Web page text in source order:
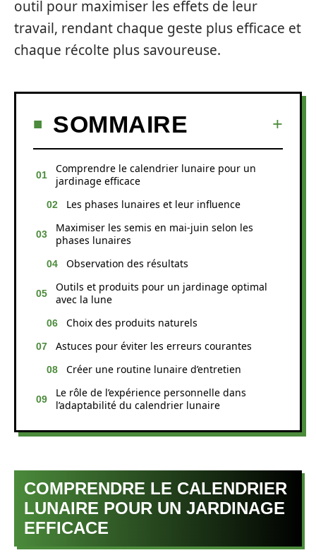
outil pour maximiser les effets de leur
travail, rendant chaque geste plus efficace et
chaque récolte plus savoureuse.
SOMMAIRE
Comprendre le calendrier lunaire pour un
jardinage efficace
Les phases lunaires et leur influence
Maximiser les semis en mai-juin selon les
phases lunaires
Observation des résultats
Outils et produits pour un jardinage optimal
avec la lune
Choix des produits naturels
Astuces pour éviter les erreurs courantes
Créer une routine lunaire d’entretien
Le rôle de l’expérience personnelle dans
l’adaptabilité du calendrier lunaire
COMPRENDRE LE CALENDRIER
LUNAIRE POUR UN JARDINAGE
EFFICACE